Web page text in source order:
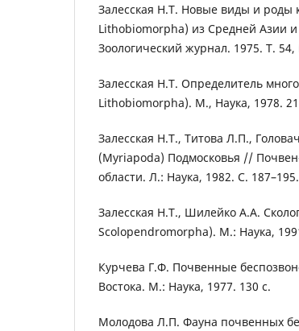
Залесская Н.Т. Новые виды и роды
Lithobiomorpha) из Средней Азии
Зоологический журнал. 1975. Т.
Залесская Н.Т. Определитель
Lithobiomorpha). М., Наука, 1978.
Залесская Н.Т., Титова Л.П.,
(Myriapoda) Подмосковья //
области. Л.: Наука, 1982. С. 187–195.
Залесская Н.Т., Шилейко А.А.
Scolopendromorpha). М.: Наука,
Курчева Г.Ф. Почвенные
Востока. М.: Наука, 1977. 130 с.
Молодова Л.П. Фауна почвенных